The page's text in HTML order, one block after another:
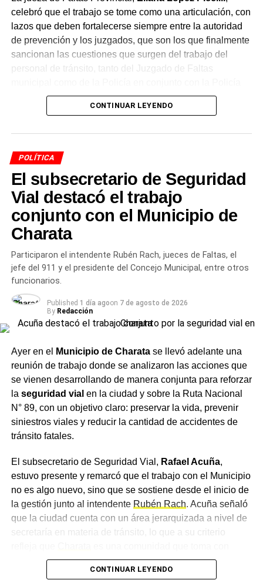
celebró que el trabajo se tome como una articulación, con
lazos que deben fortalecerse siempre entre la autoridad
de prevención y los juzgados, que son los que finalmente
sancionan las cuestiones que surgen del trabajo del
personal de tránsito, tanto del Juzgado de Faltas
Caminera.
articulada
La funcionaria adelantó que se conversó sobre un
convenio de intervención articulada, mediante el cual
el Juzgado de Faltas judicial y provincial tomaría
intervención en los procedimientos de tránsito. Según
explicó, el objetivo es trabajar de manera articulada y
personal a cargo de la tarea preventiva, sino también en
la instancia posterior, de modo que se trate de un
personas involucradas.
Un encuentro con distintas
áreas
Del encuentro participaron, además, el intendente de
Charata,Rubén Rach; elsubsecretario de Seguridad
Vial, Rafael Acuña; la jueza de Faltas Municipal, Gimena
Vázquez; el director de Zona Interior Charata, Antonio
Rudaz; el secretario de Tránsito, Carlos Aoad; el jefe del
Caminera, Mario Sosa, y el presidente del Concejo
Municipal, Alejandro Barcala.
Másnoticias de CharataenCharataChaco.Net.
CONTINUAR LEYENDO
POLÍTICA
El subsecretario de Seguridad
Vial destacó el trabajo
conjunto con el Municipio de
Charata
Participaron el intendente Rubén Rach, jueces de Faltas, el
jefe del 911 y el presidente del Concejo Municipal, entre otros
funcionarios.
Published 1 día agoon 7 de agosto de 2026
By Redacción
Ayer en el Municipio de Charatase llevó adelante una
reunión de trabajo donde se analizaron las acciones que
se vienen desarrollando de manera conjunta para reforzar
la seguridad vial en la ciudad y sobre la Ruta Nacional
N° 89, con un objetivo claro: preservar la vida, prevenir
siniestros viales y reducir la cantidad de accidentes de
tránsito fatales.
El subsecretario de Seguridad Vial, Rafael Acuña,
estuvo presente y remarcó que el trabajo con el Municipio
no es algo nuevo, sino que se sostiene desde el inicio de
la gestión junto al intendente Rubén Rach. Acuña señaló
que la ciudad cuenta con un área jerarquizada a nivel de
secretaría en materia de tránsito, lo que a su criterio
importancia la movilidad, un concepto que consideró más
amplio que el de la seguridad vial, ya que atraviesa el día
CONTINUAR LEYENDO